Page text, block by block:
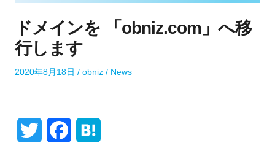
ドメインを 「obniz.com」へ移
行します
P
e
2020年8月18日
A
o
r
obniz
P
News